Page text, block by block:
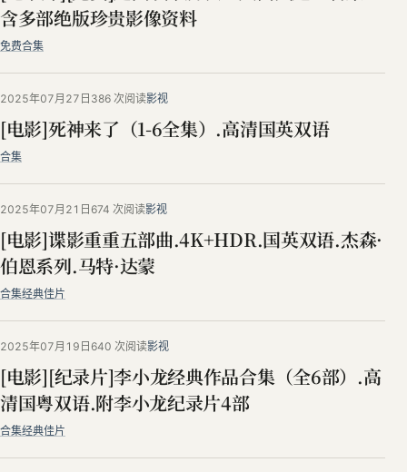
含多部绝版珍贵影像资料
免费合集
2025年07月27日 386 次阅读影视
[电影]死神来了（1-6全集）.高清国英双语
合集
2025年07月21日 674 次阅读影视
[电影]谍影重重五部曲.4K+HDR.国英双语.杰森·
伯恩系列.马特·达蒙
合集经典佳片
2025年07月19日 640 次阅读影视
[电影][纪录片]李小龙经典作品合集（全6部）.高
清国粤双语.附李小龙纪录片4部
合集经典佳片